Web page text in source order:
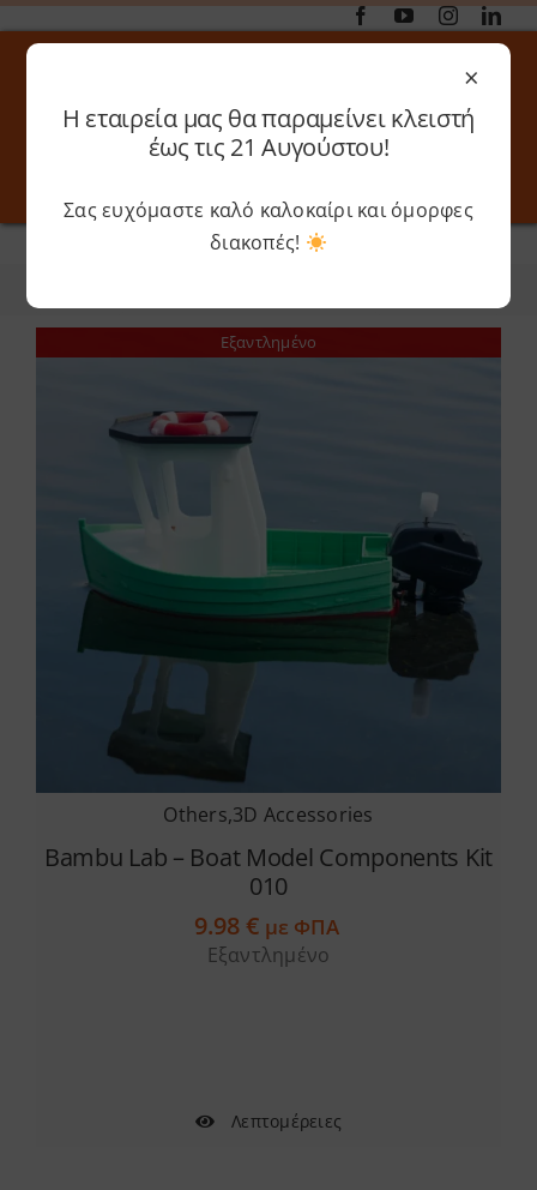
Μετάβαση
στο
Αναζήτηση
Toggle
Online 3D Printing
Outlet
Shop
Shop
Services
Academy
Software
Blog
Επικοινωνία
Toggle
Λογαριασμός
Εξαντλημένο
Others,3D Accessories
Bambu Lab – Boat Model Components Kit
010
9.98€ με ΦΠΑ
Εξαντλημένο
Λεπτομέρειες
×
Η εταιρεία μας θα παραμείνει κλειστή
έως τις 21 Αυγούστου!
Σας ευχόμαστε καλό καλοκαίρι και όμορφες
διακοπές!